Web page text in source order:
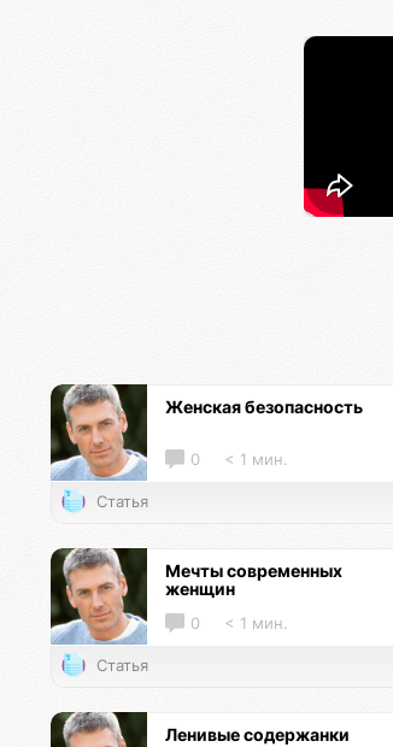
Женская безопасность
0 < 1 мин.
Статья
Мечты современных
женщин
0 < 1 мин.
Статья
Ленивые содержанки